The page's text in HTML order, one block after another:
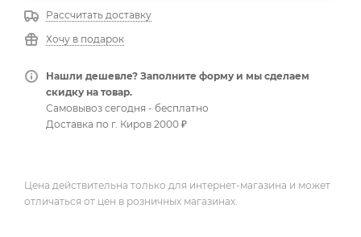
Рассчитать доставку
Хочу в подарок
Нашли дешевле? Заполните форму и мы сделаем
скидку на товар.
Самовывоз сегодня - бесплатно
Доставка по г. Киров 2000 ₽
Цена действительна только для интернет-магазина и может
отличаться от цен в розничных магазинах.